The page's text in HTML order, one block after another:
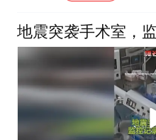
地震突袭手术室，